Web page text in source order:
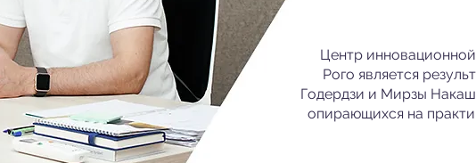
Центр
Рого является
Годердзи и Мирзы
опирающихся на